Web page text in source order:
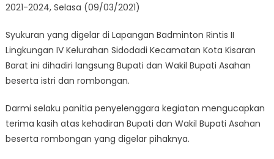
2021-2024, Selasa (09/03/2021)
Syukuran yang digelar di Lapangan Badminton Rintis II
Lingkungan IV Kelurahan Sidodadi Kecamatan Kota Kisaran
Barat ini dihadiri langsung Bupati dan Wakil Bupati Asahan
beserta istri dan rombongan.
Darmi selaku panitia penyelenggara kegiatan mengucapkan
terima kasih atas kehadiran Bupati dan Wakil Bupati Asahan
beserta rombongan yang digelar pihaknya.